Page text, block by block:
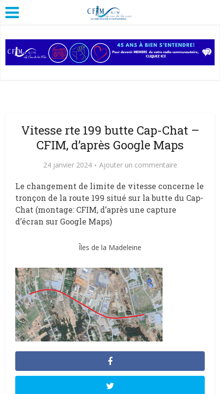
Vitesse rte 199 butte Cap-Chat –
CFIM, d’après Google Maps
24 janvier 2024 Ajouter un commentaire
Le changement de limite de vitesse concerne le
tronçon de la route 199 situé sur la butte du Cap-
Chat (montage: CFIM, d’après une capture
d’écran sur Google Maps)
Îles de la Madeleine